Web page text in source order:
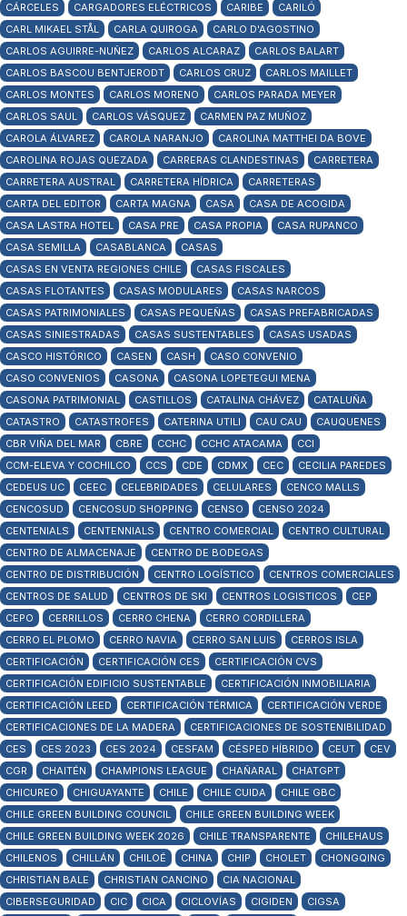
CÁRCELES
CARGADORES ELÉCTRICOS CARIBE
CARILÓ
CARL MIKAEL STÅL
CARLA QUIROGA
CARLO D'AGOSTINO
CARLOS AGUIRRE-NUÑEZ
CARLOS ALCARAZ
CARLOS BALART
CARLOS BASCOU BENTJERODT
CARLOS CRUZ
CARLOS MAILLET
CARLOS MONTES
CARLOS MORENO
CARLOS PARADA MEYER
CARLOS SAUL
CARLOS VÁSQUEZ
CARMEN PAZ MUÑOZ
CAROLA ÁLVAREZ
CAROLA NARANJO
CAROLINA MATTHEI DA BOVE
CAROLINA ROJAS QUEZADA
CARRERAS CLANDESTINAS
CARRETERA
CARRETERA AUSTRAL
CARRETERA HÍDRICA
CARRETERAS
CARTA DEL EDITOR
CARTA MAGNA CASA
CASA DE ACOGIDA
CASA LASTRA HOTEL
CASA PRE CASA PROPIA
CASA RUPANCO
CASA SEMILLA
CASABLANCA
CASAS
CASAS EN VENTA REGIONES CHILE
CASAS FISCALES
CASAS FLOTANTES
CASAS MODULARES
CASAS NARCOS
CASAS PATRIMONIALES
CASAS PEQUEÑAS
CASAS PREFABRICADAS
CASAS SINIESTRADAS
CASAS SUSTENTABLES
CASAS USADAS
CASCO HISTÓRICO
CASEN CASH
CASO CONVENIO
CASO CONVENIOS
CASONA
CASONA LOPETEGUI MENA
CASONA PATRIMONIAL
CASTILLOS CATALINA CHÁVEZ
CATALUÑA
CATASTRO
CATASTROFES CATERINA UTILI CAU CAU
CAUQUENES
CBR VIÑA DEL MAR
CBRE CCHC CCHC ATACAMA
CCI
CCM-ELEVA Y COCHILCO
CCS CDE CDMX CEC
CECILIA PAREDES
CEDEUS UC
CEEC CELEBRIDADES CELULARES
CENCO MALLS
CENCOSUD
CENCOSUD SHOPPING CENSO
CENSO 2024
CENTENIALS
CENTENNIALS CENTRO COMERCIAL
CENTRO CULTURAL
CENTRO DE ALMACENAJE
CENTRO DE BODEGAS
CENTRO DE DISTRIBUCIÓN
CENTRO LOGÍSTICO
CENTROS COMERCIALES
CENTROS DE SALUD
CENTROS DE SKI CENTROS LOGISTICOS
CEP
CEPO
CERRILLOS CERRO CHENA
CERRO CORDILLERA
CERRO EL PLOMO
CERRO NAVIA CERRO SAN LUIS
CERROS ISLA
CERTIFICACIÓN
CERTIFICACIÓN CES
CERTIFICACIÓN CVS
CERTIFICACIÓN EDIFICIO SUSTENTABLE
CERTIFICACIÓN INMOBILIARIA
CERTIFICACIÓN LEED
CERTIFICACIÓN TÉRMICA
CERTIFICACIÓN VERDE
CERTIFICACIONES DE LA MADERA
CERTIFICACIONES DE SOSTENIBILIDAD
CES
CES 2023 CES 2024 CESFAM CÉSPED HÍBRIDO CEUT
CEV
CGR
CHAITÉN CHAMPIONS LEAGUE CHAÑARAL
CHATGPT
CHICUREO
CHIGUAYANTE CHILE CHILE CUIDA
CHILE GBC
CHILE GREEN BUILDING COUNCIL
CHILE GREEN BUILDING WEEK
CHILE GREEN BUILDING WEEK 2026
CHILE TRANSPARENTE
CHILEHAUS
CHILENOS
CHILLÁN CHILOÉ CHINA CHIP CHOLET
CHONGQING
CHRISTIAN BALE
CHRISTIAN CANCINO
CIA NACIONAL
CIBERSEGURIDAD
CIC CICA CICLOVÍAS CIGIDEN
CIGSA